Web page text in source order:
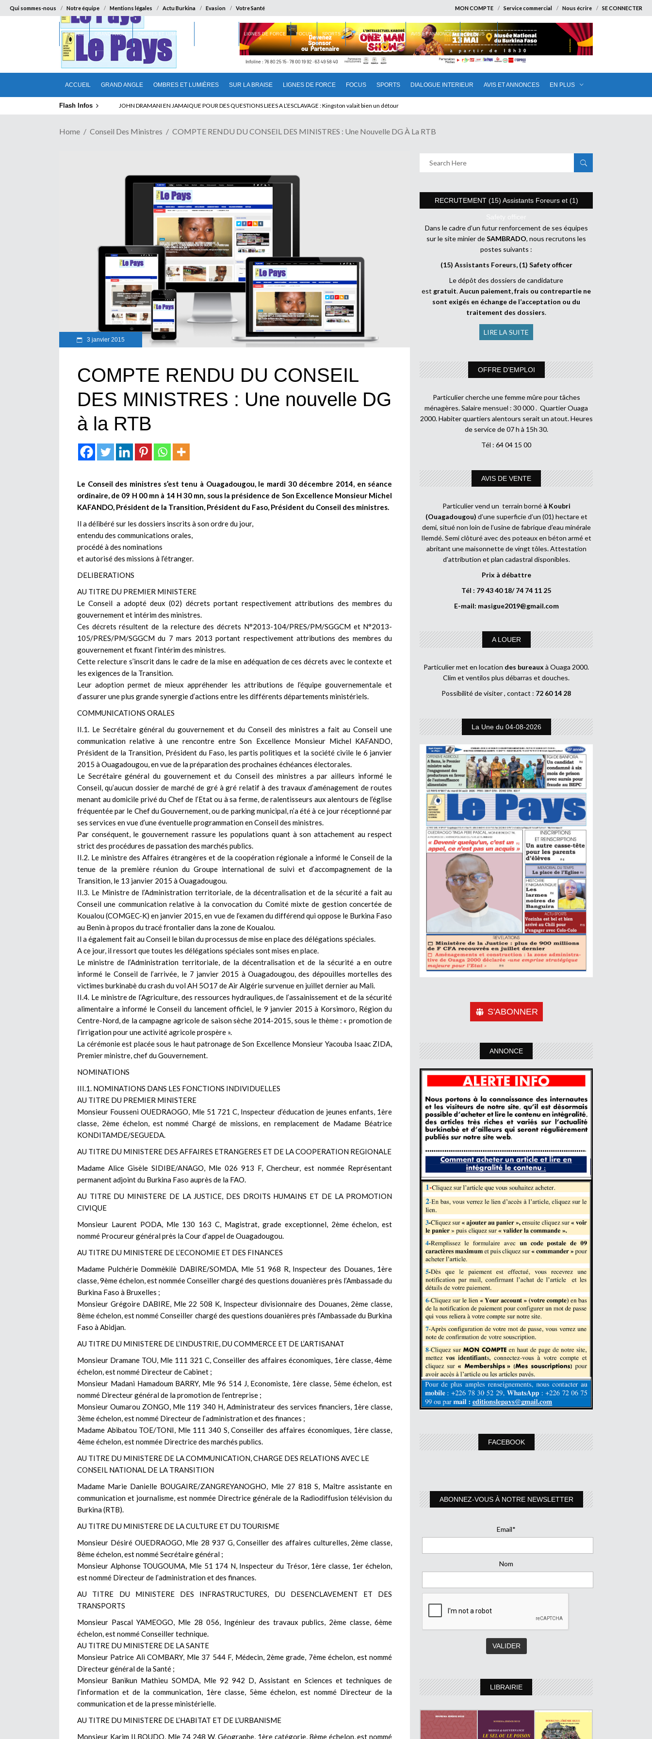
Qui sommes-nous Notre équipe Mentions légales Actu Burkina Evasion Votre Santé MON COMPTE Service commercial Nous écrire SE CONNECTER
ACCUEIL GRAND ANGLE OMBRES ET LUMIÈRES SUR LA BRAISE LIGNES DE FORCE FOCUS SPORTS DIALOGUE INTERIEUR AVIS ET ANNONCES EN PLUS
ACCUEIL GRAND ANGLE OMBRES ET LUMIÈRES LIGNES DE FORCE FOCUS SPORTS DIALOGUE INTERIEUR AVIS ET ANNONCES EN PLUS
Flash Infos JOHN DRAMANI EN JAMAIQUE POUR DES QUESTIONS LIEES A L’ESCLAVAGE : Kingston valait bien un détour
Home Conseil Des Ministres COMPTE RENDU DU CONSEIL DES MINISTRES : Une Nouvelle DG À La RTB
3 janvier 2015
COMPTE RENDU DU CONSEIL
DES MINISTRES : Une nouvelle DG
à la RTB
Le Conseil des ministres s’est tenu à Ouagadougou, le mardi 30 décembre 2014, en séance
ordinaire, de 09 H 00 mn à 14 H 30 mn, sous la présidence de Son Excellence Monsieur Michel
KAFANDO, Président de la Transition, Président du Faso, Président du Conseil des ministres.
Il a délibéré sur les dossiers inscrits à son ordre du jour,
entendu des communications orales,
procédé à des nominations
et autorisé des missions à l’étranger.
DELIBERATIONS
AU TITRE DU PREMIER MINISTERE
Le Conseil a adopté deux (02) décrets portant respectivement attributions des membres du
gouvernement et intérim des ministres.
Ces décrets résultent de la relecture des décrets N°2013-104/PRES/PM/SGGCM et N°2013-
105/PRES/PM/SGGCM du 7 mars 2013 portant respectivement attributions des membres du
gouvernement et fixant l’intérim des ministres.
Cette relecture s’inscrit dans le cadre de la mise en adéquation de ces décrets avec le contexte et
les exigences de la Transition.
Leur adoption permet de mieux appréhender les attributions de l’équipe gouvernementale et
d’assurer une plus grande synergie d’actions entre les différents départements ministériels.
COMMUNICATIONS ORALES
II.1. Le Secrétaire général du gouvernement et du Conseil des ministres a fait au Conseil une
communication relative à une rencontre entre Son Excellence Monsieur Michel KAFANDO,
Président de la Transition, Président du Faso, les partis politiques et la société civile le 6 janvier
2015 à Ouagadougou, en vue de la préparation des prochaines échéances électorales.
Le Secrétaire général du gouvernement et du Conseil des ministres a par ailleurs informé le
Conseil, qu’aucun dossier de marché de gré à gré relatif à des travaux d’aménagement de routes
menant au domicile privé du Chef de l’Etat ou à sa ferme, de ralentisseurs aux alentours de l’église
fréquentée par le Chef du Gouvernement, ou de parking municipal, n’a été à ce jour réceptionné par
ses services en vue d’une éventuelle programmation en Conseil des ministres.
Par conséquent, le gouvernement rassure les populations quant à son attachement au respect
strict des procédures de passation des marchés publics.
II.2. Le ministre des Affaires étrangères et de la coopération régionale a informé le Conseil de la
tenue de la première réunion du Groupe international de suivi et d’accompagnement de la
Transition, le 13 janvier 2015 à Ouagadougou.
II.3. Le Ministre de l’Administration territoriale, de la décentralisation et de la sécurité a fait au
Conseil une communication relative à la convocation du Comité mixte de gestion concertée de
Koualou (COMGEC-K) en janvier 2015, en vue de l’examen du différend qui oppose le Burkina Faso
au Benin à propos du tracé frontalier dans la zone de Koualou.
Il a également fait au Conseil le bilan du processus de mise en place des délégations spéciales.
A ce jour, il ressort que toutes les délégations spéciales sont mises en place.
Le ministre de l’Administration territoriale, de la décentralisation et de la sécurité a en outre
informé le Conseil de l’arrivée, le 7 janvier 2015 à Ouagadougou, des dépouilles mortelles des
victimes burkinabè du crash du vol AH 5O17 de Air Algérie survenue en juillet dernier au Mali.
II.4. Le ministre de l’Agriculture, des ressources hydrauliques, de l’assainissement et de la sécurité
alimentaire a informé le Conseil du lancement officiel, le 9 janvier 2015 à Korsimoro, Région du
Centre-Nord, de la campagne agricole de saison sèche 2014-2015, sous le thème : « promotion de
l’irrigation pour une activité agricole prospère ».
La cérémonie est placée sous le haut patronage de Son Excellence Monsieur Yacouba Isaac ZIDA,
Premier ministre, chef du Gouvernement.
NOMINATIONS
III.1. NOMINATIONS DANS LES FONCTIONS INDIVIDUELLES
AU TITRE DU PREMIER MINISTERE
Monsieur Fousseni OUEDRAOGO, Mle 51 721 C, Inspecteur d’éducation de jeunes enfants, 1ère
classe, 2ème échelon, est nommé Chargé de missions, en remplacement de Madame Béatrice
KONDITAMDE/SEGUEDA.
AU TITRE DU MINISTERE DES AFFAIRES ETRANGERES ET DE LA COOPERATION REGIONALE
Madame Alice Gisèle SIDIBE/ANAGO, Mle 026 913 F, Chercheur, est nommée Représentant
permanent adjoint du Burkina Faso auprès de la FAO.
AU TITRE DU MINISTERE DE LA JUSTICE, DES DROITS HUMAINS ET DE LA PROMOTION
CIVIQUE
Monsieur Laurent PODA, Mle 130 163 C, Magistrat, grade exceptionnel, 2ème échelon, est
nommé Procureur général près la Cour d’appel de Ouagadougou.
AU TITRE DU MINISTERE DE L’ECONOMIE ET DES FINANCES
Madame Pulchérie Dommèkilè DABIRE/SOMDA, Mle 51 968 R, Inspecteur des Douanes, 1ère
classe, 9ème échelon, est nommée Conseiller chargé des questions douanières près l’Ambassade du
Burkina Faso à Bruxelles ;
Monsieur Grégoire DABIRE, Mle 22 508 K, Inspecteur divisionnaire des Douanes, 2ème classe,
8ème échelon, est nommé Conseiller chargé des questions douanières près l’Ambassade du Burkina
Faso à Abidjan.
AU TITRE DU MINISTERE DE L’INDUSTRIE, DU COMMERCE ET DE L’ARTISANAT
Monsieur Dramane TOU, Mle 111 321 C, Conseiller des affaires économiques, 1ère classe, 4ème
échelon, est nommé Directeur de Cabinet ;
Monsieur Madani Hamadoum BARRY, Mle 96 514 J, Economiste, 1ère classe, 5ème échelon, est
nommé Directeur général de la promotion de l’entreprise ;
Monsieur Oumarou ZONGO, Mle 119 340 H, Administrateur des services financiers, 1ère classe,
3ème échelon, est nommé Directeur de l’administration et des finances ;
Madame Abibatou TOE/TONI, Mle 111 340 S, Conseiller des affaires économiques, 1ère classe,
4ème échelon, est nommée Directrice des marchés publics.
AU TITRE DU MINISTERE DE LA COMMUNICATION, CHARGE DES RELATIONS AVEC LE
CONSEIL NATIONAL DE LA TRANSITION
Madame Marie Danielle BOUGAIRE/ZANGREYANOGHO, Mle 27 818 S, Maître assistante en
communication et journalisme, est nommée Directrice générale de la Radiodiffusion télévision du
Burkina (RTB).
AU TITRE DU MINISTERE DE LA CULTURE ET DU TOURISME
Monsieur Désiré OUEDRAOGO, Mle 28 937 G, Conseiller des affaires culturelles, 2ème classe,
8ème échelon, est nommé Secrétaire général ;
Monsieur Alphonse TOUGOUMA, Mle 51 174 N, Inspecteur du Trésor, 1ère classe, 1er échelon,
est nommé Directeur de l’administration et des finances.
AU TITRE DU MINISTERE DES INFRASTRUCTURES, DU DESENCLAVEMENT ET DES
TRANSPORTS
Monsieur Pascal YAMEOGO, Mle 28 056, Ingénieur des travaux publics, 2ème classe, 6ème
échelon, est nommé Conseiller technique.
AU TITRE DU MINISTERE DE LA SANTE
Monsieur Patrice Ali COMBARY, Mle 37 544 F, Médecin, 2ème grade, 7ème échelon, est nommé
Directeur général de la Santé ;
Monsieur Banikun Mathieu SOMDA, Mle 92 942 D, Assistant en Sciences et techniques de
l’information et de la communication, 1ère classe, 5ème échelon, est nommé Directeur de la
communication et de la presse ministérielle.
AU TITRE DU MINISTERE DE L’HABITAT ET DE L’URBANISME
Monsieur Karim ILBOUDO, Mle 74 248 W, Géographe, 1ère catégorie, 8ème échelon, est nommé
RECRUTEMENT (15) Assistants Foreurs et (1)
Safety officer
Dans le cadre d’un futur renforcement de ses équipes
sur le site minier deSAMBRADO, nous recrutons les
postes suivants :
(15) Assistants Foreurs, (1) Safety officer
Le dépôt des dossiers de candidature
est gratuit.Aucun paiement, frais ou contrepartie ne
sont exigés en échange de l’acceptation ou du
traitement des dossiers.
LIRE LA SUITE
OFFRE D’EMPLOI
Particulier cherche une femme mûre pour tâches
ménagères. Salaire mensuel : 30 000 . Quartier Ouaga
2000. Habiter quartiers alentours serait un atout. Heures
de service de 07 h à 15h 30.
Tél : 64 04 15 00
AVIS DE VENTE
Particulier vend un terrain borné à Koubri
(Ouagadougou) d’une superficie d’un (01) hectare et
demi, situé non loin de l’usine de fabrique d’eau minérale
Ilemdé. Semi clôturé avec des poteaux en béton armé et
abritant une maisonnette de vingt tôles. Attestation
d’attribution et plan cadastral disponibles.
Prix à débattre
Tél : 79 43 40 18/ 74 74 11 25
E-mail: masigue2019@gmail.com
A LOUER
Particulier met en location des bureaux à Ouaga 2000.
Clim et ventilos plus débarras et douches.
Possibilité de visiter , contact : 72 60 14 28
La Une du 04-08-2026
S'ABONNER
ANNONCE
FACEBOOK
ABONNEZ-VOUS À NOTRE NEWSLETTER
Email*
Nom
LIBRAIRIE